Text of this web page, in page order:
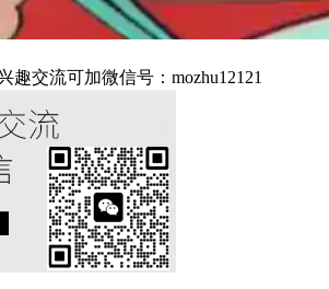
趣交流可加微信号：mozhu12121